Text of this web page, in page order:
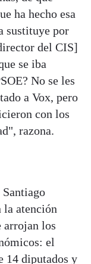
ha hecho esa
sustituye por
del CIS]
se iba
No se les
a Vox, pero
con los
razona.
atención
arrojan los
el
14 diputados y